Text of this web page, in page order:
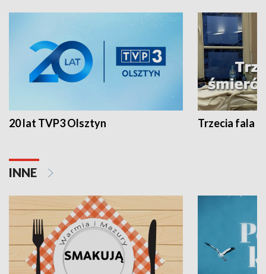
20 lat TVP3 Olsztyn Trzecia fala -
INNE